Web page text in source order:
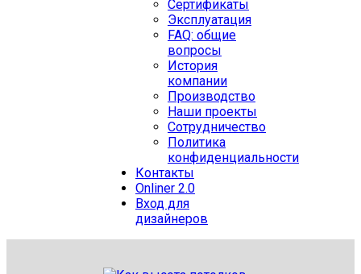
Сертификаты
Эксплуатация
FAQ: общие
вопросы
История
компании
Производство
Наши проекты
Сотрудничество
Политика
конфиденциальности
Контакты
Onliner 2.0
Вход для
дизайнеров